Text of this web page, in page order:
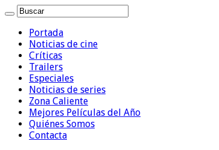
Portada
Noticias de cine
Críticas
Trailers
Especiales
Noticias de series
Zona Caliente
Mejores Películas del Año
Quiénes Somos
Contacta